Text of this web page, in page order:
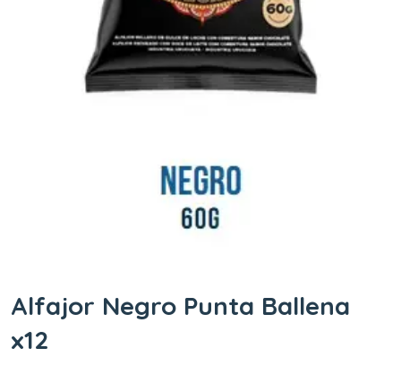
Alfajor Negro Punta Ballena
x12